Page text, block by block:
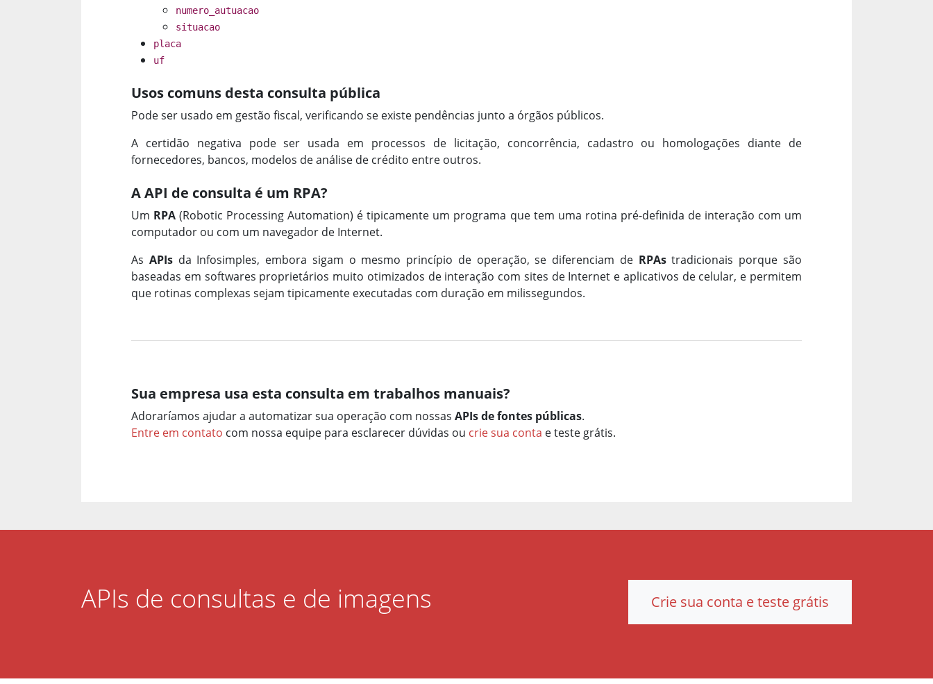
numero_autuacao
situacao
placa
uf
Usos comuns desta consulta pública
Pode ser usado em gestão fiscal, verificando se existe pendências junto a órgãos públicos.
A certidão negativa pode ser usada em processos de licitação, concorrência, cadastro ou homologações diante de
fornecedores, bancos, modelos de análise de crédito entre outros.
A API de consulta é um RPA?
Um RPA (Robotic Processing Automation) é tipicamente um programa que tem uma rotina pré-definida de interação com um
computador ou com um navegador de Internet.
As APIsda Infosimples, embora sigam o mesmo princípio de operação, se diferenciam de RPAstradicionais porque são
baseadas em softwares proprietários muito otimizados de interação com sites de Internet e aplicativos de celular, e permitem
que rotinas complexas sejam tipicamente executadas com duração em milissegundos.
Sua empresa usa esta consulta em trabalhos manuais?
Adoraríamos ajudar a automatizar sua operação com nossas APIs de fontes públicas.
Entre em contato com nossa equipe para esclarecer dúvidas ou crie sua conta e teste grátis.
APIs de consultas e de imagens Crie sua conta e teste grátis